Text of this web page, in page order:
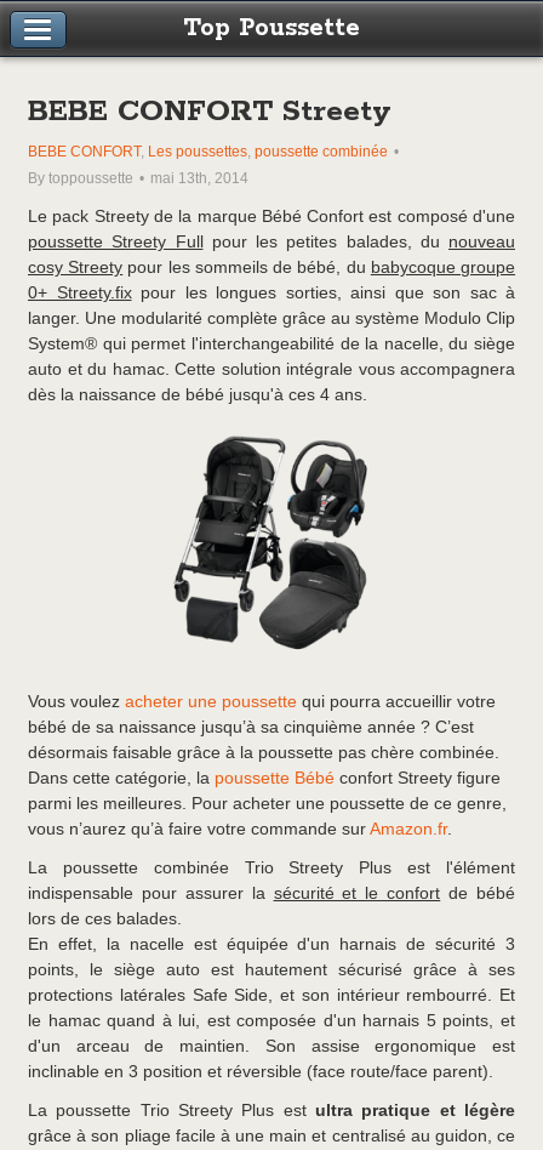
Top Poussette
BEBE CONFORT Streety
BEBE CONFORT, Les poussettes, poussette combinée
By toppoussette
mai 13th, 2014
Le pack Streety de la marque Bébé Confort est composé d'une
poussette Streety Fullpour les petites balades, du nouveau
cosy Streety pour les sommeils de bébé, du babycoque groupe
0+ Streety.fixpour les longues sorties, ainsi que son sac à
langer. Une modularité complète grâce au système Modulo Clip
System® qui permet l'interchangeabilité de la nacelle, du siège
auto et du hamac. Cette solution intégrale vous accompagnera
dès la naissance de bébé jusqu'à ces 4 ans.
Vous voulez acheter une poussette qui pourra accueillir votre
bébé de sa naissance jusqu’à sa cinquième année ? C’est
désormais faisable grâce à la poussette pas chère combinée.
Dans cette catégorie, la poussette Bébé confort Streety figure
parmi les meilleures. Pour acheter une poussette de ce genre,
vous n’aurez qu’à faire votre commande surAmazon.fr.
La poussette combinée Trio Streety Plus est l'élément
indispensable pour assurer la sécurité et le confort de bébé
lors de ces balades.
En effet, la nacelle est équipée d'un harnais de sécurité 3
points, le siège auto est hautement sécurisé grâce à ses
protections latérales Safe Side, et son intérieur rembourré. Et
le hamac quand à lui, est composée d'un harnais 5 points, et
d'un arceau de maintien. Son assise ergonomique est
inclinable en 3 position et réversible (face route/face parent).
La poussette Trio Streety Plus est ultra pratique et légère
grâce à son pliage facile à une main et centralisé au guidon, ce